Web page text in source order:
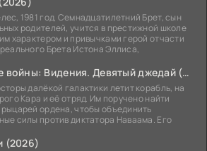
1981 год. Семнадцатилетний Брет, сын
родителей, учится в престижной школе
характером и привычками герой отчасти
Брета Истона Эллиса,
Звёздные войны: Видения. Девятый джедай (2026)
далёкой галактики летит корабль, на
Кара и её отряд. Им поручено найти
ордена, чтобы объединить
силы против диктатора Наваама. Его
(2026)